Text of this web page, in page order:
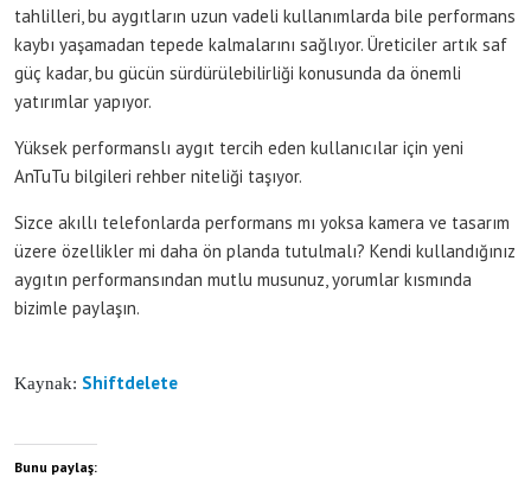
tahlilleri, bu aygıtların uzun vadeli kullanımlarda bile performans
kaybı yaşamadan tepede kalmalarını sağlıyor. Üreticiler artık saf
güç kadar, bu gücün sürdürülebilirliği konusunda da önemli
yatırımlar yapıyor.
Yüksek performanslı aygıt tercih eden kullanıcılar için yeni
AnTuTu bilgileri rehber niteliği taşıyor.
Sizce akıllı telefonlarda performans mı yoksa kamera ve tasarım
üzere özellikler mi daha ön planda tutulmalı? Kendi kullandığınız
aygıtın performansından mutlu musunuz, yorumlar kısmında
bizimle paylaşın.
Kaynak: Shiftdelete
Bunu paylaş: